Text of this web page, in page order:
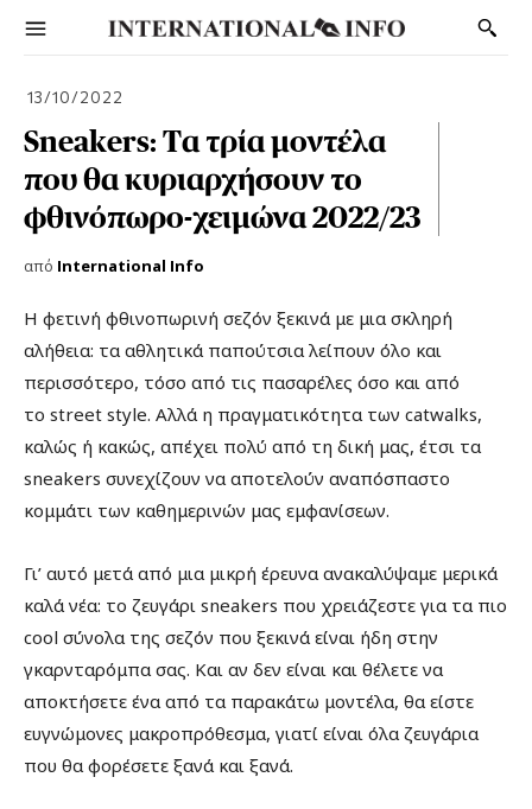
13/10/2022
Sneakers: Tα τρία μοντέλα
που θα κυριαρχήσουν το
φθινόπωρο-χειμώνα 2022/23
από International Info
Η φετινή φθινοπωρινή σεζόν ξεκινά με μια σκληρή
αλήθεια: τα αθλητικά παπούτσια λείπουν όλο και
περισσότερο, τόσο από τις πασαρέλες όσο και από
το street style. Αλλά η πραγματικότητα των catwalks,
καλώς ή κακώς, απέχει πολύ από τη δική μας, έτσι τα
sneakers συνεχίζουν να αποτελούν αναπόσπαστο
κομμάτι των καθημερινών μας εμφανίσεων.
Γι’ αυτό μετά από μια μικρή έρευνα ανακαλύψαμε μερικά
καλά νέα: το ζευγάρι sneakers που χρειάζεστε για τα πιο
cool σύνολα της σεζόν που ξεκινά είναι ήδη στην
γκαρνταρόμπα σας. Και αν δεν είναι και θέλετε να
αποκτήσετε ένα από τα παρακάτω μοντέλα, θα είστε
ευγνώμονες μακροπρόθεσμα, γιατί είναι όλα ζευγάρια
που θα φορέσετε ξανά και ξανά.